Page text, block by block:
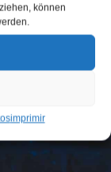
können
imprimir